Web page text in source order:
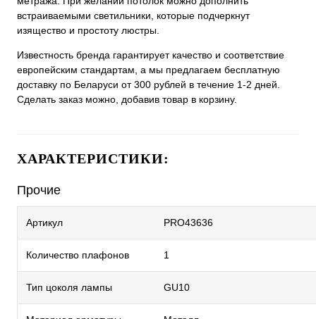
встраиваемыми светильники, которые подчеркнут
изящество и простоту люстры.
Известность бренда гарантирует качество и соответствие
европейским стандартам, а мы предлагаем бесплатную
доставку по Беларуси от 300 рублей в течение 1-2 дней.
Сделать заказ можно, добавив товар в корзину.
ХАРАКТЕРИСТИКИ:
Прочие
Артикул PRO43636
Количество плафонов 1
Тип цоколя лампы GU10